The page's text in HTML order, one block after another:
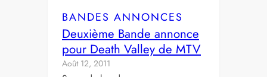
BANDES ANNONCES
Deuxième Bande annonce
pour Death Valley de MTV
Août 12, 2011